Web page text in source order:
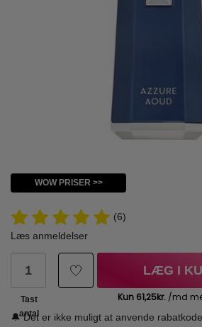
WOW PRISER >>
(6)
Læs anmeldelser
Tast
antal
LÆG I
🔔 Det er ikke muligt at anvende